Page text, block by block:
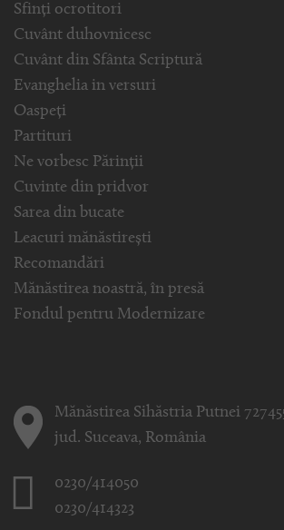
Sfinți ocrotitori
Cuvânt duhovnicesc
Cuvânt din Sfânta Scriptură
Evanghelia in versuri
Oaspeți
Partituri
Ne vorbesc Părinții
Cuvinte din pridvor
Sarea din bucate
Leacuri mănăstirești
Recomandări
Mănăstirea noastră, în presă
Fondul pentru Modernizare
Mănăstirea Sihăstria Putnei
jud. Suceava, România
0230/414050
0230/414323